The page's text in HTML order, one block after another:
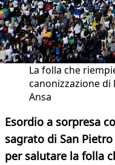
La folla che
canonizzazione di
Ansa
Esordio a sorpresa
sagrato di San
per salutare la folla